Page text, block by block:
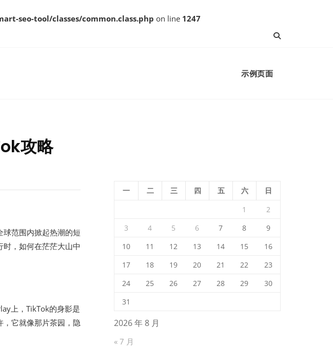
seo-tool/classes/common.class.php on line 1247
示例页面
攻略
范围内掀起热潮的短
，如何在茫茫大山中
上，TikTok的身影是
，它就像那片茶园，隐
2026 年 8 月
一 二 三 四 五 六
日
1
2
3
4 5 6 7 8
9
10
11 12 13 14 15
16
17
18 19 20 21 22
23
24
25 26 27 28 29
30
31
« 7 月